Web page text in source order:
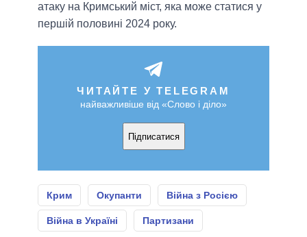
атаку на Кримський міст, яка може статися у
першій половині 2024 року.
ЧИТАЙТЕ У TELEGRAM
найважливіше від «Слово і діло»
Підписатися
Крим Окупанти Війна з Росією
Війна в Україні Партизани